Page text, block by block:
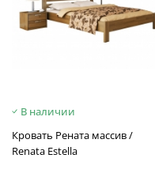
В наличии
Кровать Рената массив /
Renata Estella